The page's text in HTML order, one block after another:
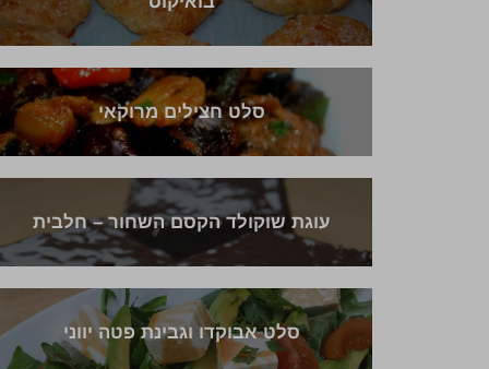
סלט חצילים מרוקאי
עוגת שוקולד הקסם השחור – חלבית
סלט אבוקדו וגבינת פטה יווני